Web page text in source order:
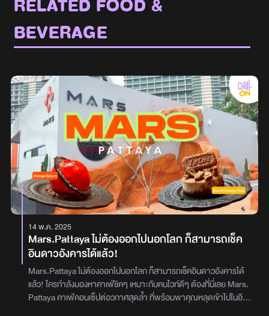
BEVERAGE
14 พ.ค. 2025
Mars.Pattaya ไม่ต้องออกไปนอกโลก ก็สามารถเช็ค
อินดาวอังคารได้แล้ว!
Mars.Pattaya ไม่ต้องออกไปนอกโลก ก็สามารถเช็คอินดาวอังคารได้
แล้ว! ใครกำลังมองหาคาเฟ่ชิคๆ เหมาะกับคนไวท์ดีๆ ต้องที่นี่เลย Mars.
Pattaya คาเฟ่คอนเซ็ปต์อวกาศสุดล้ำ ที่พร้อมพาคุณหลุดเข้าไปในอีก